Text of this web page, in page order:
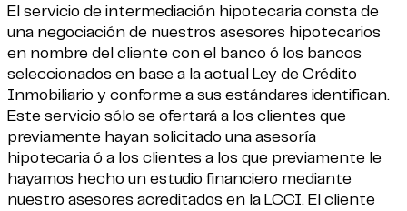
El servicio de intermediación hipotecaria consta de
una negociación de nuestros asesores hipotecarios
en nombre del cliente con el banco ó los bancos
seleccionados en base a la actual Ley de Crédito
Inmobiliario y conforme a sus estándares identifican.
Este servicio sólo se ofertará a los clientes que
previamente hayan solicitado una asesoría
hipotecaria ó a los clientes a los que previamente le
hayamos hecho un estudio financiero mediante
nuestro asesores acreditados en la LCCI. El cliente